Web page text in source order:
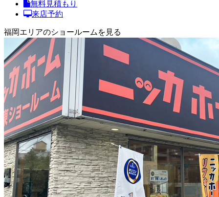
無料見積もり
来店予約
福岡エリアのショールームを見る